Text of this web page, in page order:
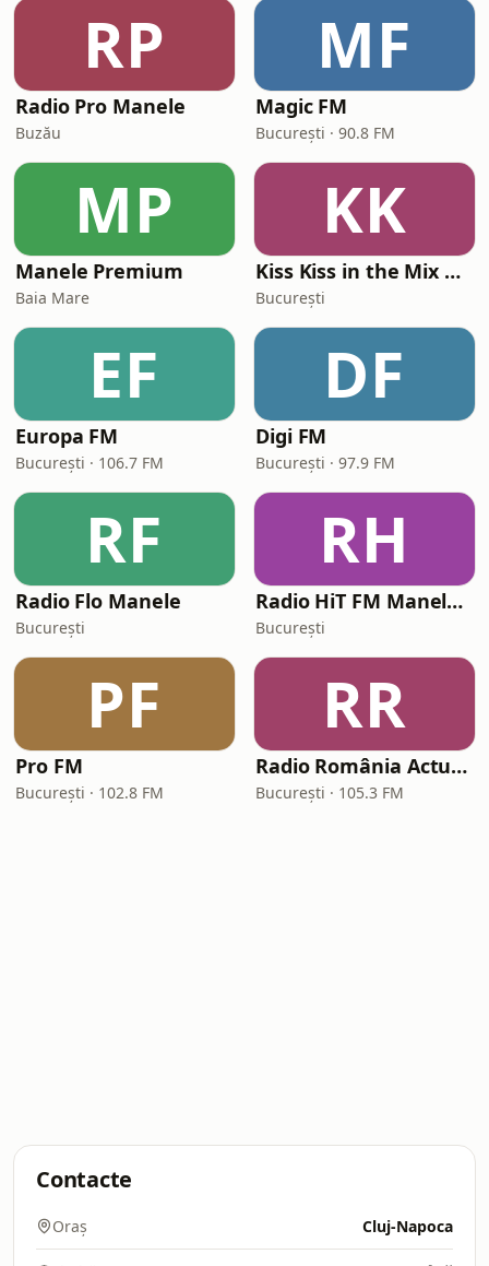
RP
Radio Pro Manele
Buzău
MF
Magic FM
București · 90.8 FM
MP
Manele Premium
Baia Mare
KK
Kiss Kiss in the Mix Radio
București
EF
Europa FM
București · 106.7 FM
DF
Digi FM
București · 97.9 FM
RF
Radio Flo Manele
București
RH
Radio HiT FM Manele Romania
București
PF
Pro FM
București · 102.8 FM
RR
Radio România Actualități
București · 105.3 FM
Contacte
Oraș Cluj-Napoca